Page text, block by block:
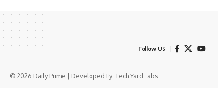
Follow US
© 2026 Daily Prime | Developed By: Tech Yard Labs